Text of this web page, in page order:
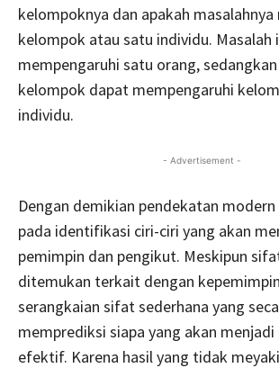
kelompoknya dan apakah
kelompok atau satu individu. Masalah
mempengaruhi satu orang,
kelompok dapat mempengaruhi
individu.
- Advertisement -
Dengan demikian pendekatan
pada identifikasi ciri-ciri yang akan
pemimpin dan pengikut. Meskipun
ditemukan terkait dengan
serangkaian sifat sederhana yang
memprediksi siapa yang akan
efektif. Karena hasil yang tidak